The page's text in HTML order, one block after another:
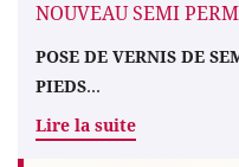
NOUVEAU SEMI
POSE DE VERNIS DE
PIEDS
MANUCURE EXPRESS 5 €
Lire la suite